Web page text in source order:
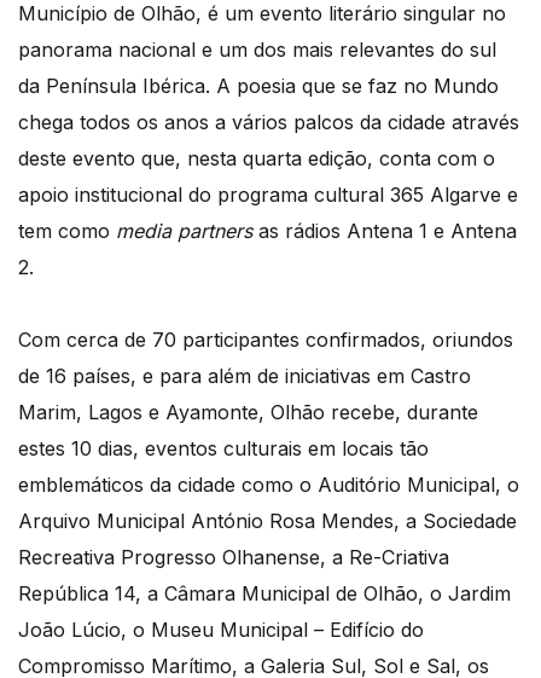
Município de Olhão, é um evento literário singular no
panorama nacional e um dos mais relevantes do sul
da Península Ibérica. A poesia que se faz no Mundo
chega todos os anos a vários palcos da cidade através
deste evento que, nesta quarta edição, conta com o
apoio institucional do programa cultural 365 Algarve e
tem como media partnersas rádios Antena 1 e Antena
2.
Com cerca de 70 participantes confirmados, oriundos
de 16 países, e para além de iniciativas em Castro
Marim, Lagos e Ayamonte, Olhão recebe, durante
estes 10 dias, eventos culturais em locais tão
emblemáticos da cidade como o Auditório Municipal, o
Arquivo Municipal António Rosa Mendes, a Sociedade
Recreativa Progresso Olhanense, a Re-Criativa
República 14, a Câmara Municipal de Olhão, o Jardim
João Lúcio, o Museu Municipal – Edifício do
Compromisso Marítimo, a Galeria Sul, Sol e Sal, os